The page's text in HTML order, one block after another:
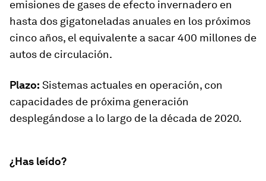
emisiones de gases de efecto invernadero en
hasta dos gigatoneladas anuales en los próximos
cinco años, el equivalente a sacar 400 millones de
autos de circulación.
Plazo: Sistemas actuales en operación, con
capacidades de próxima generación
desplegándose a lo largo de la década de 2020.
¿Has leído?